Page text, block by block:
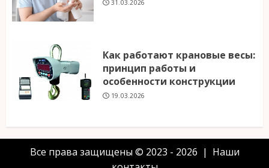
31.03.2026
Как работают крановые весы:
принцип работы и
особенности конструкции
19.03.2026
Все права защищены © 2023 - 2026 | Наши